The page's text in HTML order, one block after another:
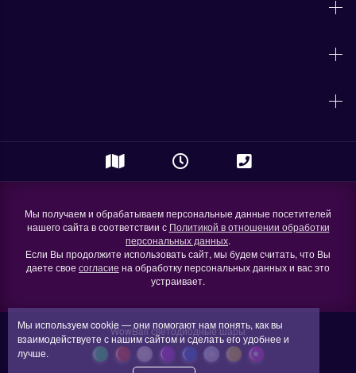
Мы получаем и обрабатываем персональные данные посетителей
нашего сайта в соответствии с Политикой в отношении обработки
персональных данных.
Если Вы продолжите использовать сайт, мы будем считать, что Вы
даете свое согласие на обработку персональных данных и вас это
устраивает.
WowBall светодиодные шары
Мы используемcookie — они помогают нам понять, как вы
взаимодействуете с нашимсайтоми сделатьего удобнее и
лучше.